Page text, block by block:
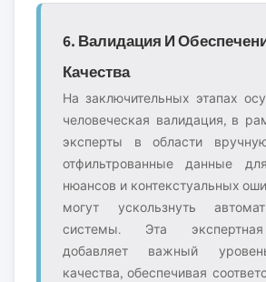
6. Валидация И
Качества
На заключительных этапах
человеческая валидация, в
эксперты в области
отфильтрованные данные
нюансов и контекстуальных
могут ускользнуть
системы. Эта
добавляет важный
качества, обеспечивая